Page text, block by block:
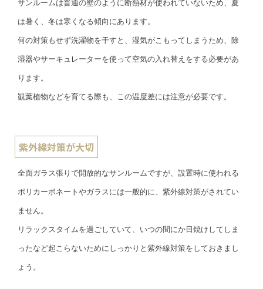
サンルームは普通の壁のように断熱材が使われていないため、夏
は暑く、冬は寒くなる傾向にあります。
何の対策もせず洗濯物を干すと、湿気がこもってしまうため、除
湿器やサーキュレーターを使って空気の入れ替えをする必要があ
ります。
観葉植物などを育てる際も、この温度差には注意が必要です。
紫外線対策が大切
全面ガラス張りで開放的なサンルームですが、設置時に使われる
ポリカーボネートやガラスには一般的に、紫外線対策がされてい
ません。
リラックスタイムを過ごしていて、いつの間にか日焼けしてしま
ったなど起こらないためにしっかりと紫外線対策をしておきまし
ょう。